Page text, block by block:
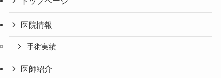
医院情報
手術実績
医師紹介